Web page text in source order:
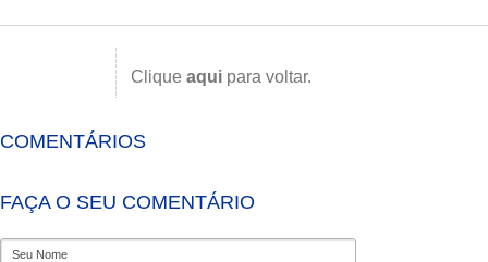
Clique aqui para voltar.
COMENTÁRIOS
FAÇA O SEU COMENTÁRIO